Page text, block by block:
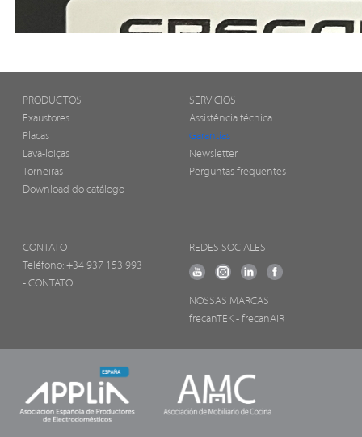
PRODUCTOS
Exaustores
Placas
Lava-loiças
Torneiras
Download do catálogo
SERVICIOS
Assistência técnica
Garantias
Newsletter
Perguntas frequentes
CONTATO
Teléfono: +34 937 153 993
- CONTATO
REDES SOCIALES
NOSSAS MARCAS
frecanTEK - frecanAIR